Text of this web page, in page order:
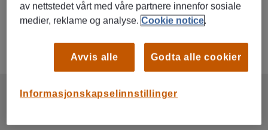
av nettstedet vårt med våre partnere innenfor sosiale
medier, reklame og analyse.Cookie notice.
Informasjonskapselinnstillinger
Avvis alle Godta alle cookier